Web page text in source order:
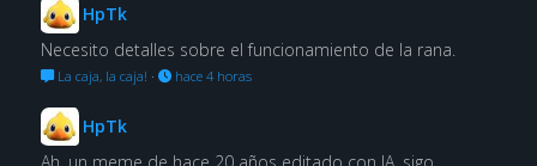
HpTk
Necesito detalles sobre el funcionamiento de la rana.
La caja, la caja! · hace 4 horas
HpTk
Ah, un meme de hace 20 años editado con IA, sigo